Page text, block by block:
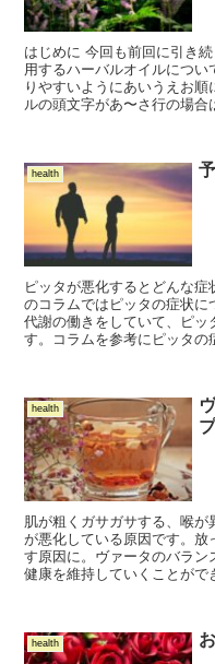
はじめに 今回も前回に引き
用するハーバルオイルにつ
りやすいようにあいうえお
ルの頭文字があ〜さ行の場合
health
ピッタが悪化するとどんな
のコラムではピッタの症状に
代謝の働きをしていて、ピ
す。コラムを参考にピッタ
health
肌が粗くガサガサする、喉が
が悪化している原因です。放
す原因に。ヴァータのバラ
健康を維持していくことが
health